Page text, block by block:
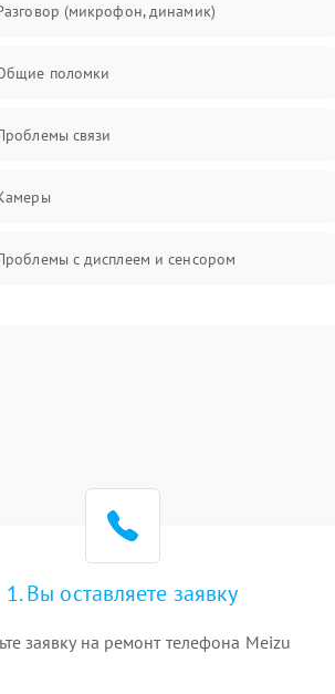
(микрофон, динамик)
поломки
связи
с дисплеем и сенсором
1. Вы оставляете заявку
заявку на ремонт телефона Meizu